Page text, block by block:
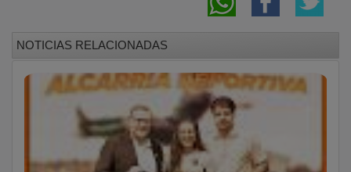
NOTICIAS RELACIONADAS